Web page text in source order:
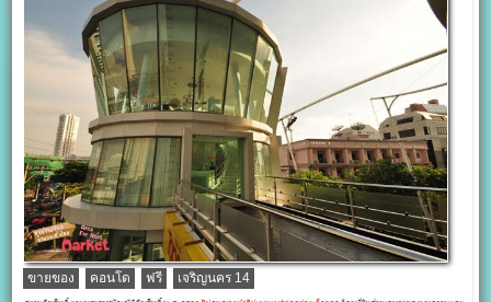
ขายของ คอนโด ฟรี เจริญนคร 14